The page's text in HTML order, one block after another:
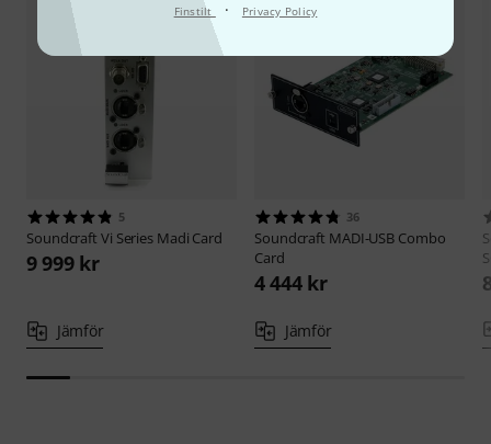
Finstilt · Privacy Policy
5
Soundcraft Vi Series Madi Card
9 999 kr
Jämför
36
Soundcraft MADI-USB Combo
Card
4 444 kr
Jämför